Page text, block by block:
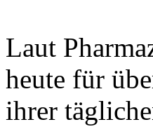
Laut
heute für
ihrer